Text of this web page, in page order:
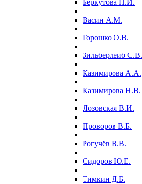
Беркутова Н.И.
Васин А.М.
Горошко О.В.
Зильберлейб С.В.
Казимирова А.А.
Казимирова Н.В.
Лозовская В.И.
Проворов В.Б.
Рогучёв В.В.
Сидоров Ю.Е.
Тимкин Д.Б.